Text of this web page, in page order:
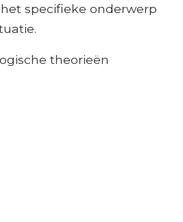
specifieke onderwerp
theorieën